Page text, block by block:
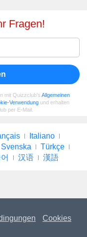
Fragen!
mit Quizzclub's Allgemeinen
Verwendung und erhalten
per E-Mail.
Italiano
Svenska
Türkçe
汉语 漢語
Cookies